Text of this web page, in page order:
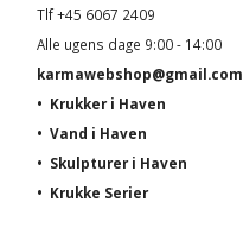
Tlf +45 6067 2409
Alle ugens dage 9:00 - 14:00
karmawebshop@gmail.com
• Krukker i Haven
• Vand i Haven
• Skulpturer i Haven
• Krukke Serier